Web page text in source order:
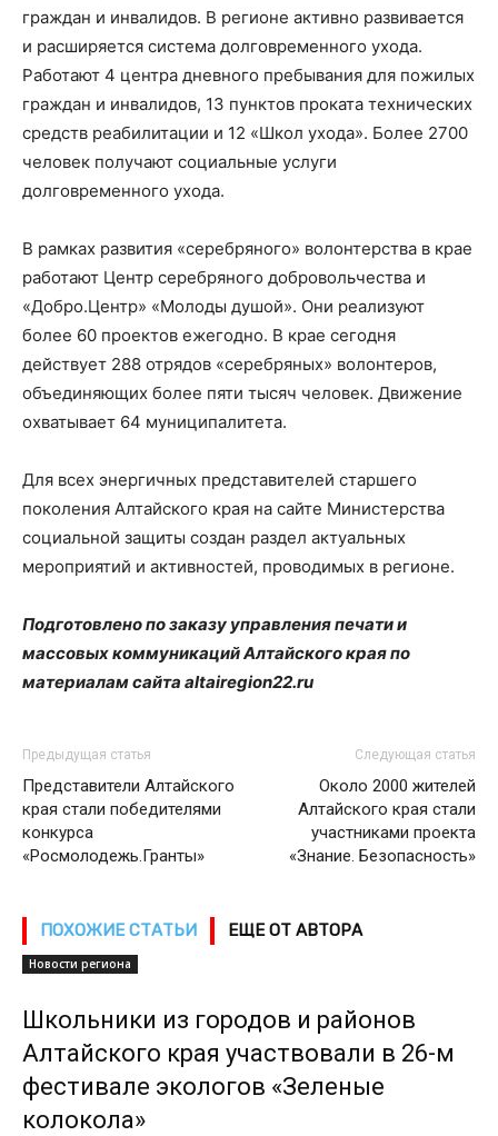
граждан и инвалидов. В регионе активно развивается
и расширяется система долговременного ухода.
Работают 4 центра дневного пребывания для пожилых
граждан и инвалидов, 13 пунктов проката технических
средств реабилитации и 12 «Школ ухода». Более 2700
человек получают социальные услуги
долговременного ухода.
В рамках развития «серебряного» волонтерства в крае
работают Центр серебряного добровольчества и
«Добро.Центр» «Молоды душой». Они реализуют
более 60 проектов ежегодно. В крае сегодня
действует 288 отрядов «серебряных» волонтеров,
объединяющих более пяти тысяч человек. Движение
охватывает 64 муниципалитета.
Для всех энергичных представителей старшего
поколения Алтайского края на сайте Министерства
социальной защиты создан раздел актуальных
мероприятий и активностей, проводимых в регионе.
Подготовлено по заказу управления печати и
массовых коммуникаций Алтайского края по
материалам сайта altairegion22.ru
Предыдущая статья
Представители Алтайского
края стали победителями
конкурса
«Росмолодежь.Гранты»
Следующая статья
Около 2000 жителей
Алтайского края стали
участниками проекта
«Знание. Безопасность»
ПОХОЖИЕ СТАТЬИ ЕЩЕ ОТ АВТОРА
Новости региона
Школьники из городов и районов
Алтайского края участвовали в 26-м
фестивале экологов «Зеленые
колокола»